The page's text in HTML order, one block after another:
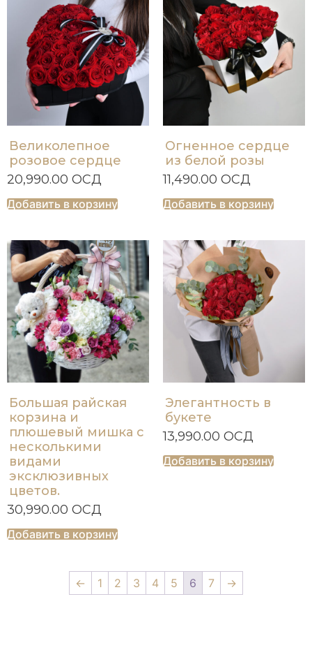
Великолепное
розовое сердце
20,990.00 ОСД
Добавить в корзину
Огненное сердце
из белой розы
11,490.00 ОСД
Добавить в корзину
Большая райская
корзина и
плюшевый мишка с
несколькими
видами
эксклюзивных
цветов.
30,990.00 ОСД
Добавить в корзину
Элегантность в
букете
13,990.00 ОСД
Добавить в корзину
← 1 2 3 4 5 6 7 →